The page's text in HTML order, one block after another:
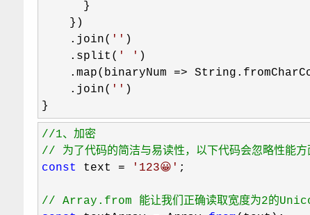
      }
    })
    .join(
'' )
    .split(
' ' )
    .map(binaryNum
=>
    .join(
'' )
}
//
// 为了代码的简洁与易读性，以下代码会忽略性能方
const text = ' 123😀 ' ;
// Array.from 能让我们正确读取宽度为2的